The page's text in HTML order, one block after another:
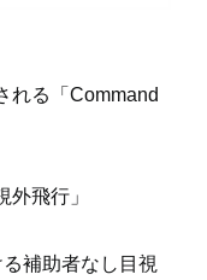
れる「Command
外飛行」
補助者なし目視